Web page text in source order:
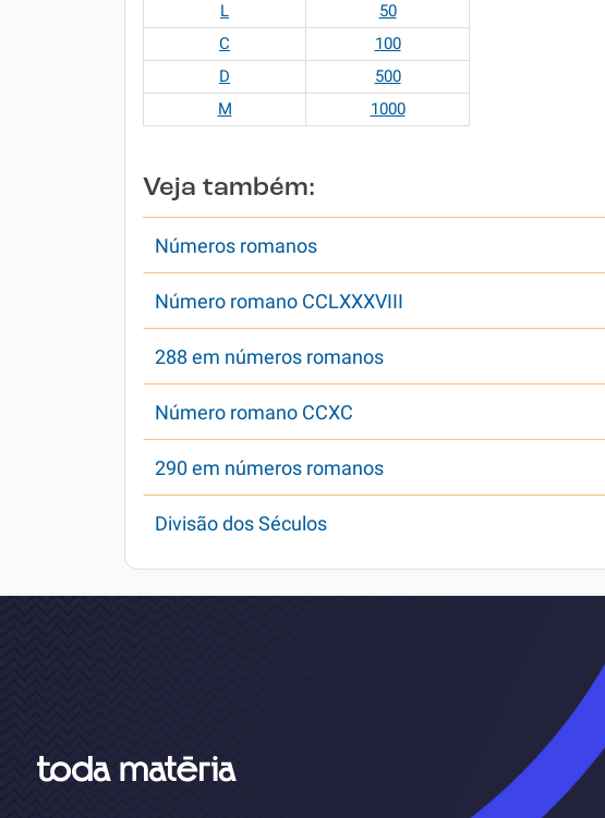
L
50
C
100
D
500
M
1000
Veja também:
Números romanos
Número romano CCLXXXVIII
288 em números romanos
Número romano CCXC
290 em números romanos
Divisão dos Séculos